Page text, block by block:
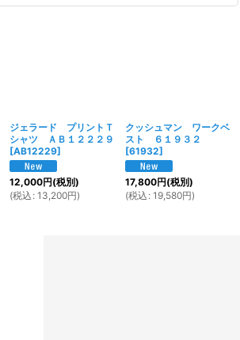
ジェラード プリントＴ
シャツ ＡＢ１２２２９
[AB12229]
12,000円(税別)
(税込 : 13,200円)
クッシュマン ワークベ
スト ６１９３２
[61932]
17,800円(税別)
(税込 : 19,580円)